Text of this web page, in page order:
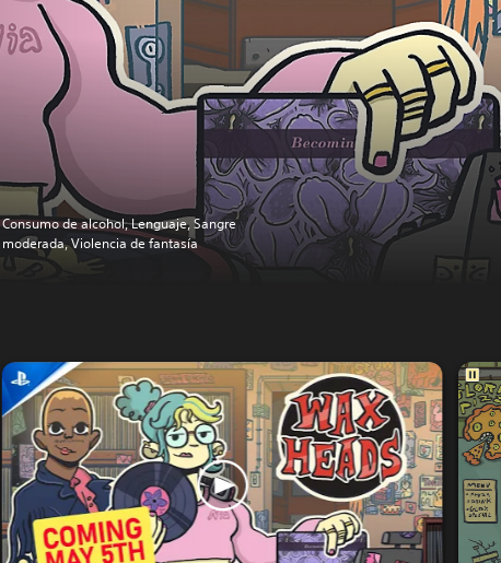
Consumo de alcohol, Lenguaje, Sangre
moderada, Violencia de fantasía